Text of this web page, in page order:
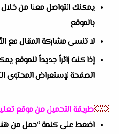
يمكنك التواصل معنا من
بالموقع
لا تنسى مشاركة المقال مع
إذا كنت زائراً جديداً للموقع
الصفحة لإستعراض المحتوى
💥💥طريقة التحميل من موقع
اضغط على كلمة “حمل من